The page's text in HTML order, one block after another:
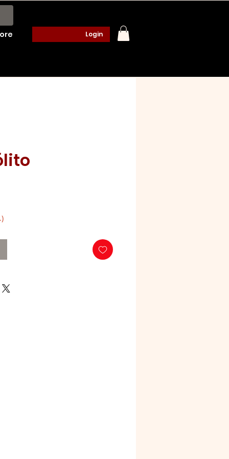
Login